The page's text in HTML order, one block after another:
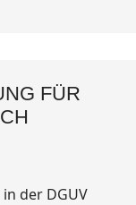
FÜR
der DGUV